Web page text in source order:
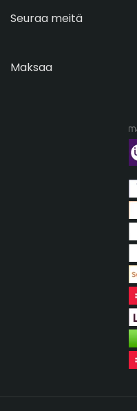
Seuraa meitä
Maksaa